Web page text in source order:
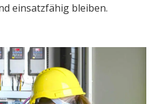
einsatzfähig bleiben.